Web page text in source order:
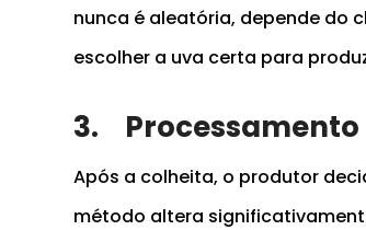
nunca é aleatória, depende do
escolher a uva certa para
3.
Após a colheita, o produtor
método altera